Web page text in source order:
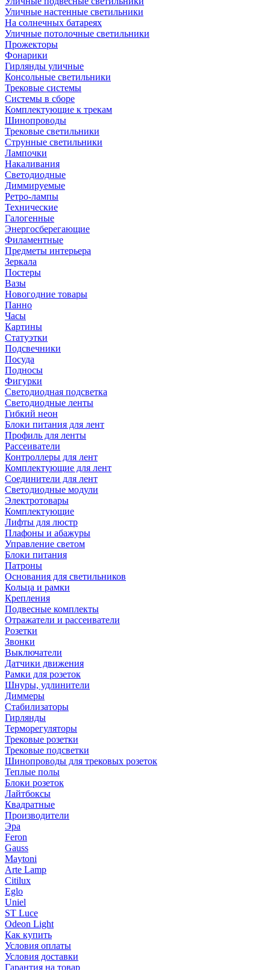
Уличные настенные светильники
На солнечных батареях
Уличные потолочные светильники
Прожекторы
Фонарики
Гирлянды уличные
Консольные светильники
Трековые системы
Системы в сборе
Комплектующие к трекам
Шинопроводы
Трековые светильники
Струнные светильники
Лампочки
Накаливания
Светодиодные
Диммируемые
Ретро-лампы
Технические
Галогенные
Энергосберегающие
Филаментные
Предметы интерьера
Зеркала
Постеры
Вазы
Новогодние товары
Панно
Часы
Картины
Статуэтки
Подсвечники
Посуда
Подносы
Фигурки
Светодиодная подсветка
Светодиодные ленты
Гибкий неон
Блоки питания для лент
Профиль для ленты
Рассеиватели
Контроллеры для лент
Комплектующие для лент
Соединители для лент
Светодиодные модули
Электротовары
Комплектующие
Лифты для люстр
Плафоны и абажуры
Управление светом
Блоки питания
Патроны
Основания для светильников
Кольца и рамки
Крепления
Подвесные комплекты
Отражатели и рассеиватели
Розетки
Звонки
Выключатели
Датчики движения
Рамки для розеток
Шнуры, удлинители
Диммеры
Стабилизаторы
Гирлянды
Терморегуляторы
Трековые розетки
Трековые подсветки
Шинопроводы для трековых розеток
Теплые полы
Блоки розеток
Лайтбоксы
Квадратные
Производители
Эра
Feron
Gauss
Maytoni
Arte Lamp
Citilux
Eglo
Uniel
ST Luce
Odeon Light
Как купить
Условия оплаты
Условия доставки
Гарантия на товар